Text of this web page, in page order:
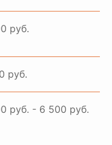
руб.
руб.
руб. - 6 500 руб.